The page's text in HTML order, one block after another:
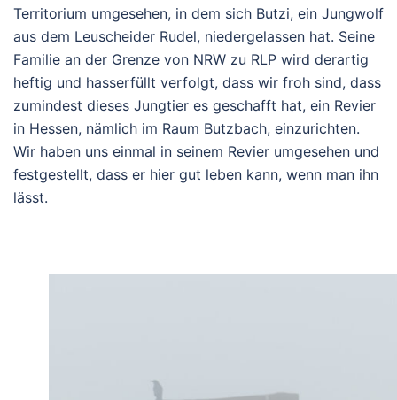
Territorium umgesehen, in dem sich Butzi, ein Jungwolf
aus dem Leuscheider Rudel, niedergelassen hat. Seine
Familie an der Grenze von NRW zu RLP wird derartig
heftig und hasserfüllt verfolgt, dass wir froh sind, dass
zumindest dieses Jungtier es geschafft hat, ein Revier
in Hessen, nämlich im Raum Butzbach, einzurichten.
Wir haben uns einmal in seinem Revier umgesehen und
festgestellt, dass er hier gut leben kann, wenn man ihn
lässt.